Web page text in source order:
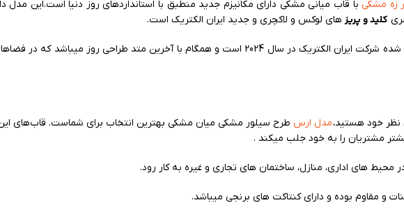
زه مشکیبا قاب میانی مشکی دارای مکانیزم جدید منطبق با استانداردهای روز دنیا است.این
کلید و پریز های لوکس و لاکچری و جدید ایران الکتریک است.
طرح متال سیلور زه مشکی میان مشکی جدیدترین محصول تولید شده شرکت ایران الکتریک در سال 2024 است
نظر خود هستید،مدل‌ ارس طرح سیلور مشکی میان مشکی بهترین انتخاب برای شماست. قاب‌های
مشتریان را به خود جلب میکند .
محیط های اداری، منازل، ساختمان های تجاری و غیره به کار رود.
و مقاوم بوده و دارای کنتاکت های برنجی میباشد.